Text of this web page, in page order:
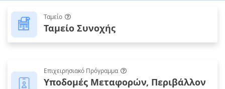
Ταμείο
Ταμείο Συνοχής
Επιχειρησιακό Πρόγραμμα
Υποδομές Μεταφορών, Περιβάλλον